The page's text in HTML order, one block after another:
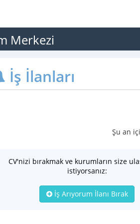
Merkezi
İş İlanları
Şu an
CV'nizi bırakmak ve kurumların size
istiyorsanız:
İş Arıyorum İlanı Bırak